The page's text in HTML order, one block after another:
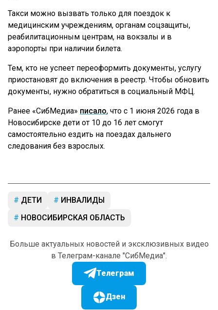
Такси можно вызвать только для поездок к
медицинским учреждениям, органам соцзащиты,
реабилитационным центрам, на вокзалы и в
аэропорты при наличии билета.
Тем, кто не успеет переоформить документы, услугу
приостановят до включения в реестр. Чтобы обновить
документы, нужно обратиться в социальный МФЦ.
Ранее «СибМедиа» писало, что с 1 июня 2026 года в
Новосибирске дети от 10 до 16 лет смогут
самостоятельно ездить на поездах дальнего
следования без взрослых.
ДЕТИ
ИНВАЛИДЫ
НОВОСИБИРСКАЯ ОБЛАСТЬ
Больше актуальных новостей и эксклюзивных видео
в Телеграм-канале "СибМедиа".
Телеграм
Дзен